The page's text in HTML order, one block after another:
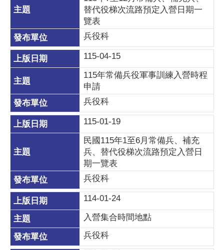
替代役梯次流路預定入營日期一
覽表
兵役科
115-04-15
115年常備兵役軍事訓練入營時程
申請
兵役科
115-01-19
民國115年1至6月常備兵、補充
兵、替代役梯次流路預定入營日
期一覽表
兵役科
114-01-24
入營集合時間地點
兵役科